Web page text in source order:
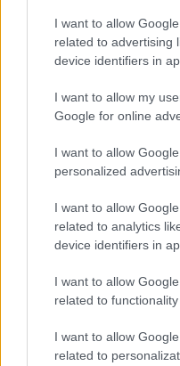
I want to allow
related to advertising
device identifiers in
I want to allow my
Google for online
I want to allow
personalized
I want to allow
related to analytics
device identifiers in
I want to allow
related to
I want to allow
related to